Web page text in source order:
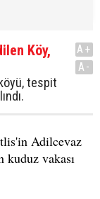
Köy,
tespit
A+
A-
Adilcevaz
kuduz vakası